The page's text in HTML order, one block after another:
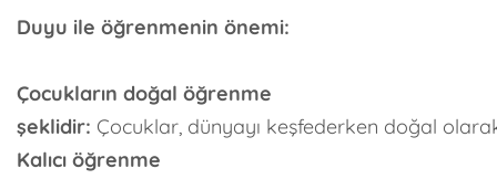
Duyu ile öğrenmenin önemi:
Çocukların doğal öğrenme
şeklidir: Çocuklar, dünyayı keşfederken doğal
Kalıcı öğrenme